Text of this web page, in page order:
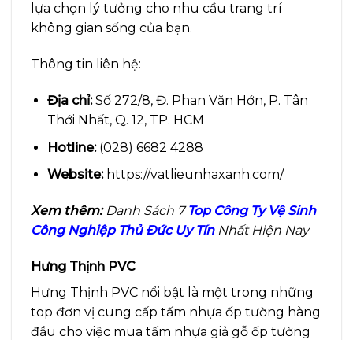
lựa chọn lý tưởng cho nhu cầu trang trí
không gian sống của bạn.
Thông tin liên hệ:
Địa chỉ:Số 272/8, Đ. Phan Văn Hớn, P. Tân
Thới Nhất, Q. 12, TP. HCM
Hotline:(028) 6682 4288
Website:https://vatlieunhaxanh.com/
Xem thêm: Danh Sách 7 Top Công Ty Vệ Sinh
Công Nghiệp Thủ Đức Uy Tín Nhất Hiện Nay
Hưng Thịnh PVC
Hưng Thịnh PVC nổi bật là một trong những
top đơn vị cung cấp tấm nhựa ốp tường hàng
đầu cho việc mua tấm nhựa giả gỗ ốp tường